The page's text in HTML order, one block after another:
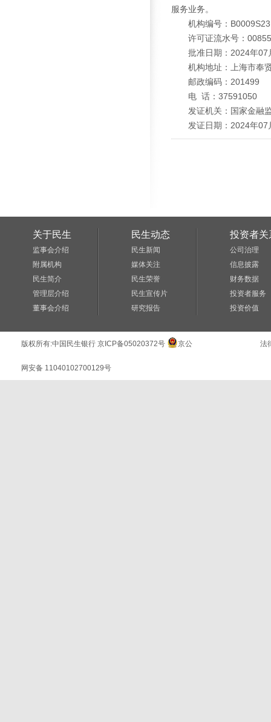
服务业务。
机构编号：
许可证流水号：
批准日期：2024年07
机构地址：上海市奉贤
邮政编码：201499
电 话：37591050
发证机关：国家金融监
发证日期：2024年07
关于民生
监事会介绍
附属机构
民生简介
管理层介绍
董事会介绍
民生动态
民生新闻
媒体关注
民生荣誉
民生宣传片
研究报告
投资者关
公司治理
信息披露
财务数据
投资者服务
投资价值
版权所有:中国民生银行 京ICP备05020372号 京公
网安备 11040102700129号
法